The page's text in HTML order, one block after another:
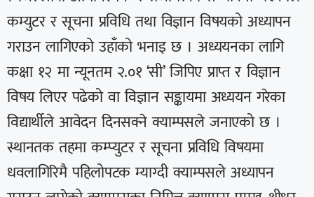
कम्युटर र सूचना प्रविधि तथा विज्ञान विषयको अध्यापन
गराउन लागिएको उहाँको भनाइ छ । अध्ययनका लागि
कक्षा १२ मा न्यूनतम २.०१ ‘सी’ जिपिए प्राप्त र विज्ञान
विषय लिएर पढेको वा विज्ञान सङ्कायमा अध्ययन गरेका
विद्यार्थीले आवेदन दिनसक्ने क्याम्पसले जनाएको छ ।
स्थानतक तहमा कम्प्युटर र सूचना प्रविधि विषयमा
धवलागिरिमै पहिलोपटक म्याग्दी क्याम्पसले अध्यापन